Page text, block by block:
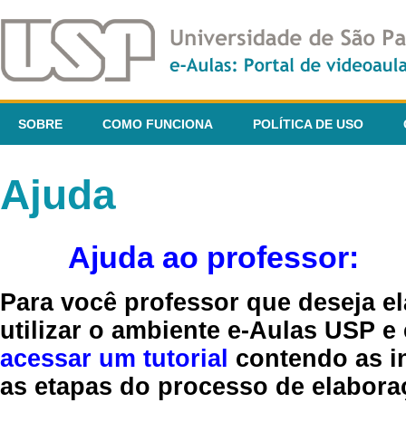
SOBRE COMO FUNCIONA POLÍTICA DE USO
Ajuda
Ajuda ao professor:
Para você professor que deseja
utilizar o ambiente e-Aulas USP
acessar um tutorial contendo as
as etapas do processo de